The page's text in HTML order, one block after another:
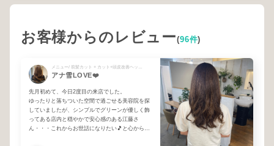
お客様からのレビュー(96件)
アナ雪LOVE❤️
先月初めて、今日2度目の来店でした。
ゆったりと落ちついた空間で過ごせる美容院を探
していましたが、シンプルでグリーンが優しく飾
ってある店内と穏やかで安心感のある江藤さ
ん・・・これからお世話になりたい🎵と心から思